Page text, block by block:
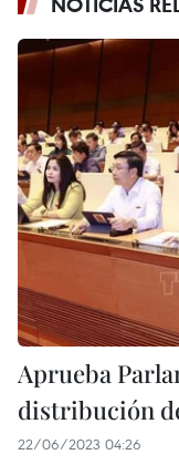
Aprueba
distribución
22/06/2023 04:26